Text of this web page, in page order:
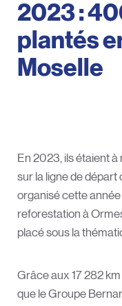
2023 :
plantés
Moselle
En 2023, ils étaient
sur la ligne de départ
organisé cette année
reforestation à
placé sous la
Grâce aux 17 282
que le Groupe